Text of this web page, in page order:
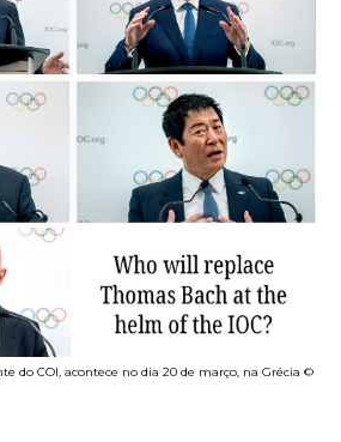
do COI, acontece no dia 20 de março, na Grécia ©